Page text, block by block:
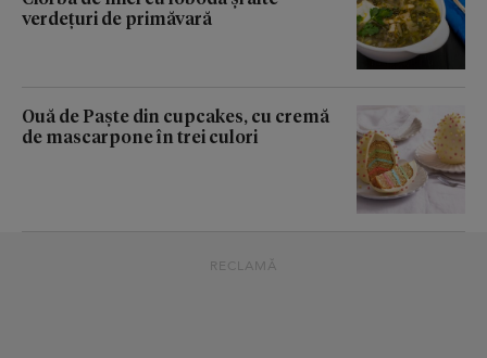
verdețuri de primăvară
Ouă de Paște din cupcakes, cu cremă
de mascarpone în trei culori
RECLAMĂ